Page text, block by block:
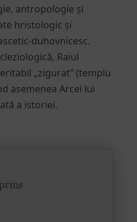
antropologie și
hristologic și
duhovnicesc.
Raiul
„zigurat” (templu
asemenea Arcei lui
a istoriei.